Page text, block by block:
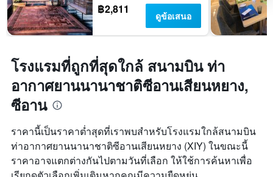
Y
1
แกน
แแส
ราคา
เฉลี่ย
ของ
พัก
฿2,811 ดูข้อเสนอ
โรงแรมที่ถูกที่สุดใกล้ สนามบิน ท่า
อากาศยานนานาชาติซีอานเสียนหยาง,
ซีอาน
ราคานี้เป็นราคาต่ำสุดที่เราพบสำหรับโรงแรมใกล้สนามบิน
ท่าอากาศยานนานาชาติซีอานเสียนหยาง (XIY) ในขณะนี้
ราคาอาจแตกต่างกันไปตามวันที่เลือก ให้ใช้การค้นหาเพื่อ